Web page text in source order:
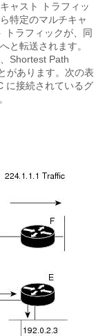
ャスト トラフィッ
特定のマルチキャ
トラフィックが、同
と転送されます。
Shortest Path
があります。次の表
に接続されているグ